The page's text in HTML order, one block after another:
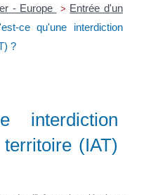
- Europe > Entrée d'un
ce qu'une interdiction
?
interdiction
(IAT)